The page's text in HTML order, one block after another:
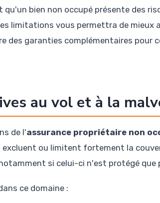
bien non occupé présente des
limitations vous permettra de mieux
des garanties complémentaires pour
au vol et à la
de l'assurance propriétaire non
ou limitent fortement la
si celui-ci n'est protégé que
ce domaine :